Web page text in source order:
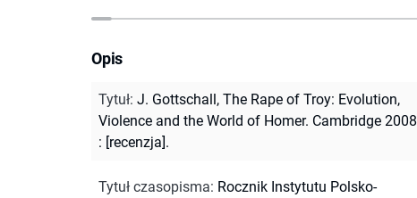
Opis
Tytuł: J. Gottschall, The Rape of Troy: Evolution,
Violence and the World of Homer. Cambridge 2008
: [recenzja].
Tytuł czasopisma: Rocznik Instytutu Polsko-